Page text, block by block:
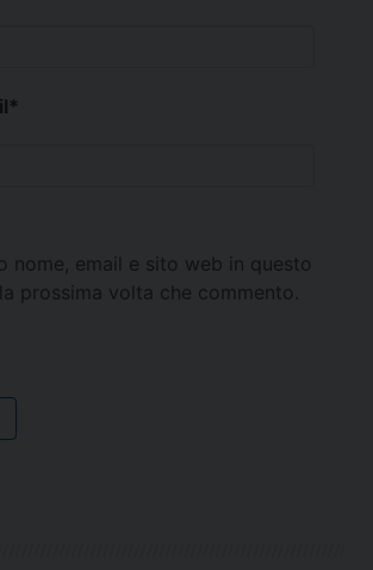
*
nome, email e sito web in questo
prossima volta che commento.